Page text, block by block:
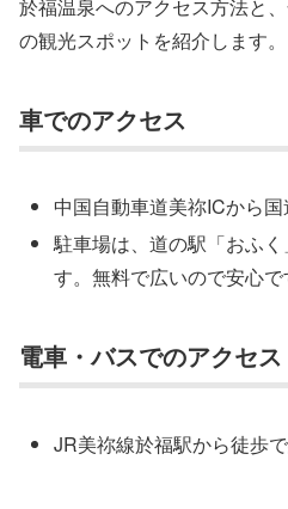
於福温泉へのアクセス方法と
の観光スポットを紹介します。
車でのアクセス
中国自動車道美祢ICから国
駐車場は、道の駅「おふ
す。無料で広いので安心で
電車・バスでのアクセス
JR美祢線於福駅から徒歩で